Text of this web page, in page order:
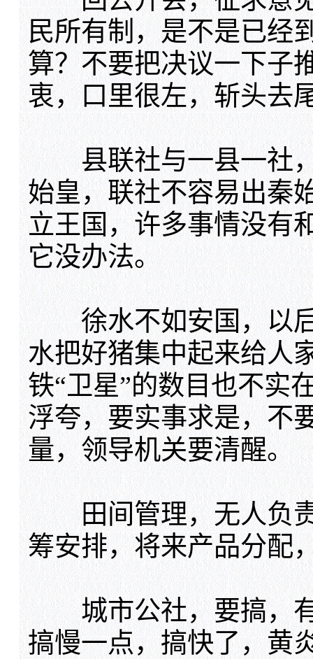
民所有制，是不是已经
算？不要把决议一下子
衷，口里很左，斩头去
县联社与一县一社，
始皇，联社不容易出秦
立王国，许多事情没有
它没办法。
徐水不如安国，以后
水把好猪集中起来给人
铁“卫星”的数目也不实
浮夸，要实事求是，不
量，领导机关要清醒。
田间管理，无人负责
筹安排，将来产品分配
城市公社，要搞，有
搞慢一点，搞快了，黄